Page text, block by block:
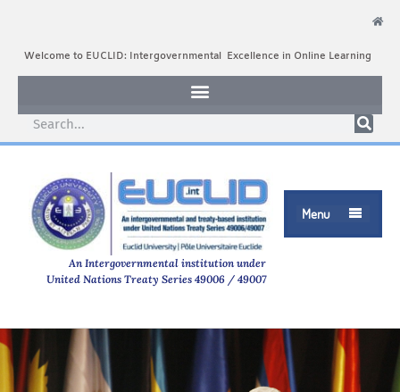
Welcome to EUCLID: Intergovernmental Excellence in Online Learning
Menu 
An Intergovernmental institution under
United Nations Treaty Series 49006 / 49007